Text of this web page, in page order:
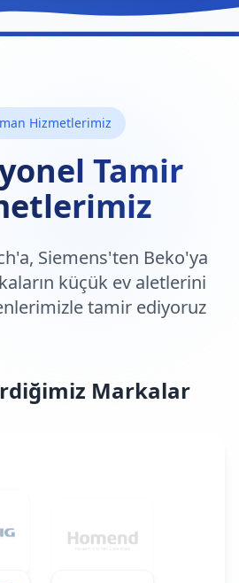
Hizmetlerimiz
Tamir
Siemens'ten Beko'ya
küçük ev aletlerini
tamir ediyoruz
Markalar